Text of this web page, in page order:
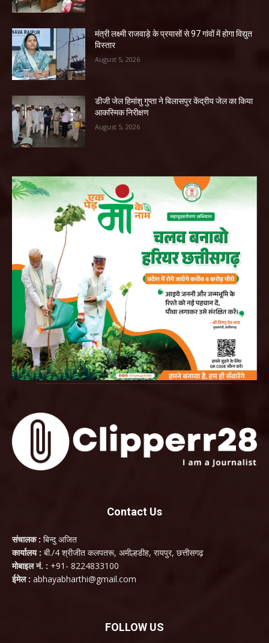
मंत्री लक्ष्मी राजवाड़े के प्रयासों से 97 गांवों में होगा विद्युत
विस्तार
August 5, 2026
डीजी जेल हिमांशु गुप्ता ने बिलासपुर केंद्रीय जेल का किया
आकस्मिक निरीक्षण
August 5, 2026
Contact Us
संचालक : बिन्दु अजित
कार्यालय : बी./4 श्रीजीत कलपतरू, अमील्हडीह, रायपुर, छत्तीसगढ़
मोबाइल नं. : +91- 8224833100
ईमेल : abhayabharthi@gmail.com
FOLLOW US